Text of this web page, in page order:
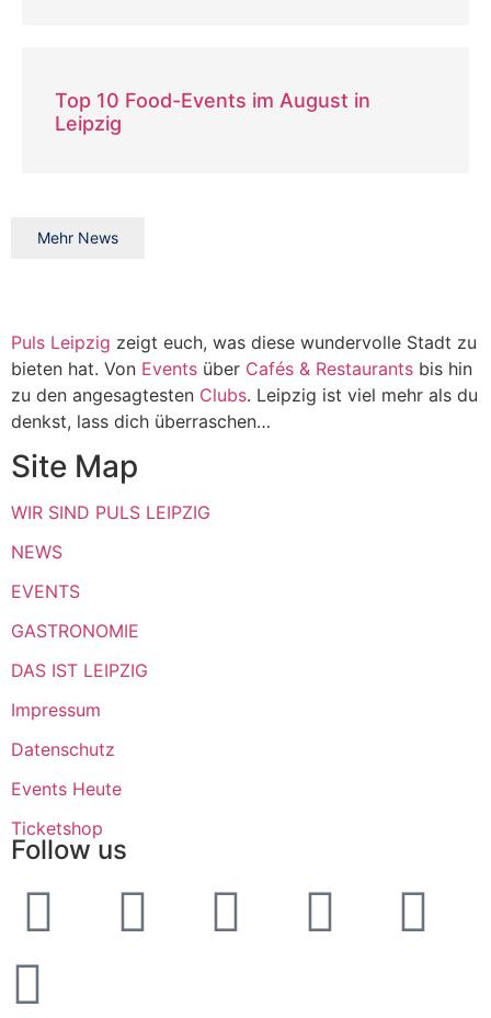
Top 10 Food-Events im August in
Leipzig
Mehr News
Puls Leipzig zeigt euch, was diese wundervolle Stadt zu
bieten hat. Von Events über Cafés & Restaurants bis hin
zu den angesagtesten Clubs. Leipzig ist viel mehr als du
denkst, lass dich überraschen…
Site Map
WIR SIND PULS LEIPZIG
NEWS
EVENTS
GASTRONOMIE
DAS IST LEIPZIG
Impressum
Datenschutz
Events Heute
Ticketshop
Follow us